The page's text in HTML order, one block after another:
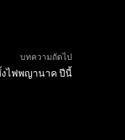
บทความถัดไป
งไฟพญานาค ปีนี้